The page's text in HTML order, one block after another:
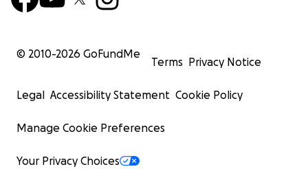
© 2010-2026 GoFundMe
Terms Privacy Notice
Legal Accessibility Statement Cookie Policy
Manage Cookie Preferences
Your Privacy Choices